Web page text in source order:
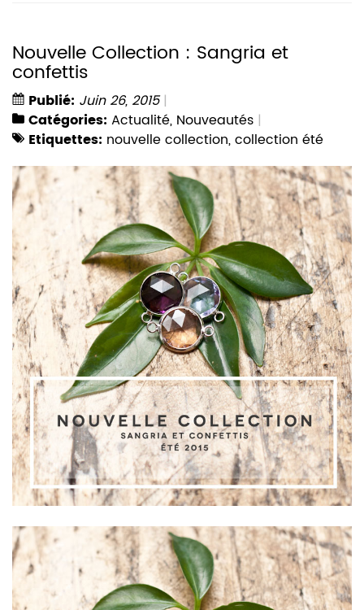
Nouvelle Collection : Sangria et
confettis
Publié: Juin 26, 2015
Catégories: Actualité, Nouveautés
Etiquettes: nouvelle collection,collection été